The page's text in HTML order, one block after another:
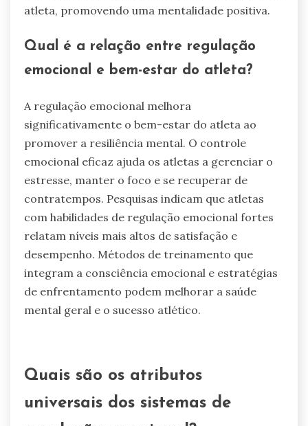
atleta, promovendo uma mentalidade positiva.
Qual é a relação entre regulação
emocional e bem-estar do atleta?
A regulação emocional melhora
significativamente o bem-estar do atleta ao
promover a resiliência mental. O controle
emocional eficaz ajuda os atletas a gerenciar o
estresse, manter o foco e se recuperar de
contratempos. Pesquisas indicam que atletas
com habilidades de regulação emocional fortes
relatam níveis mais altos de satisfação e
desempenho. Métodos de treinamento que
integram a consciência emocional e estratégias
de enfrentamento podem melhorar a saúde
mental geral e o sucesso atlético.